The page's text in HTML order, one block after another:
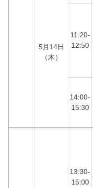
5月14日
（木）
11:20-
12:50
14:00-
15:30
13:30-
15:00